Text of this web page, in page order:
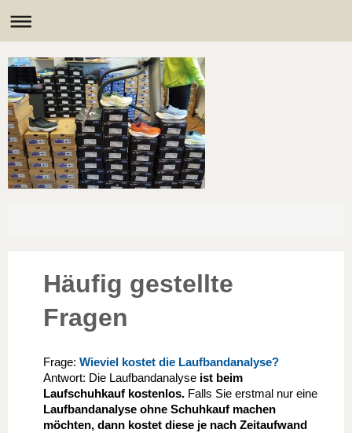
Häufig gestellte
Fragen
Frage: Wieviel kostet die Laufbandanalyse?
Antwort: Die Laufbandanalyse ist beim
Laufschuhkauf kostenlos. Falls Sie erstmal nur eine
Laufbandanalyse ohne Schuhkauf machen
möchten, dann kostet diese je nach Zeitaufwand